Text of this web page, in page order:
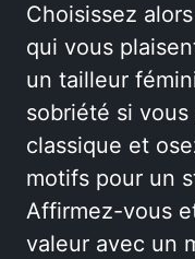
Choisissez
qui vous
un tailleur
sobriété si
classique et
motifs pour un
Affirmez-vous
valeur avec un